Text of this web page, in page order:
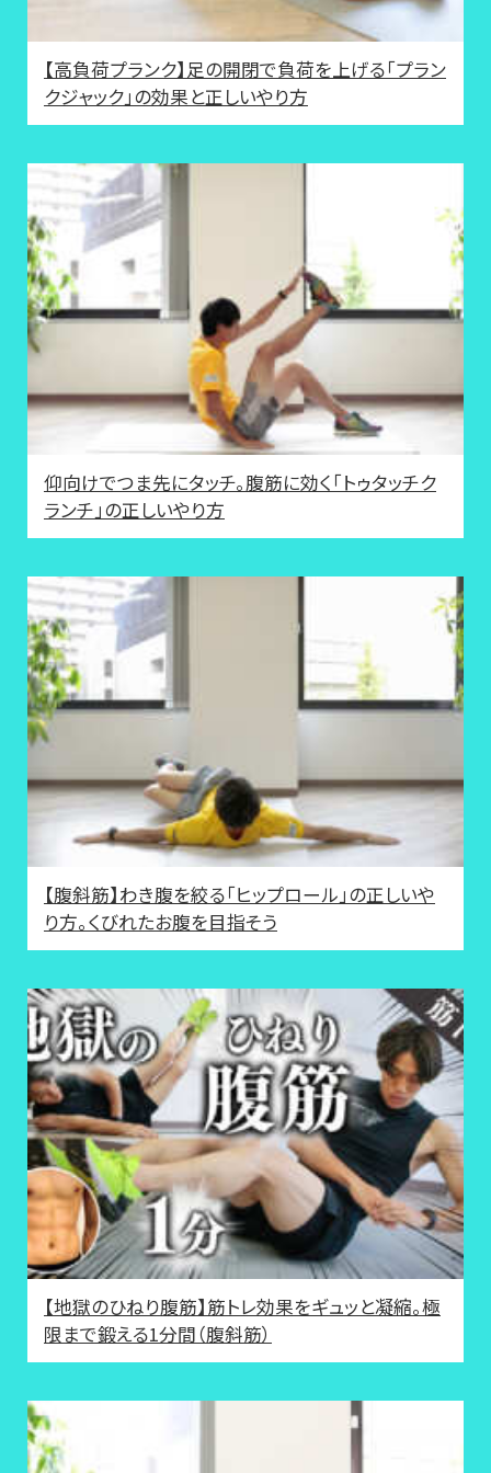
【高負荷プランク】足の開閉で負荷を上げる「プラン
クジャック」の効果と正しいやり方
仰向けでつま先にタッチ。腹筋に効く「トゥタッチク
ランチ」の正しいやり方
【腹斜筋】わき腹を絞る「ヒップロール」の正しいや
り方。くびれたお腹を目指そう
【地獄のひねり腹筋】筋トレ効果をギュッと凝縮。極
限まで鍛える1分間（腹斜筋）